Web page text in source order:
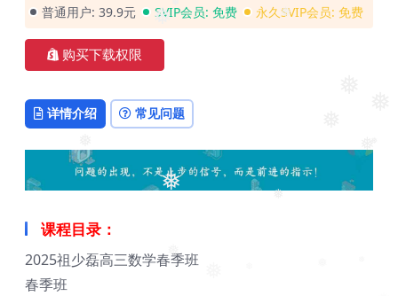
❅
❅
❅
❅
❅
❅
❅
❅
普通用户: 39.9元 SVIP会员: 免费 永久SVIP会员: 免费
购买下载权限
详情介绍 常见问题
课程目录：
2025祖少磊高三数学春季班
春季班